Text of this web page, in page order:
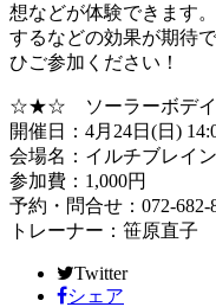
想などが体験できます
するなどの効果が期待
ひご参加ください！
☆★☆ ソーラーボデ
開催日：4月24日(日)
会場名：イルチブレイ
参加費：1,000円
予約・問合せ：072-682-
トレーナー：笹原直子
Twitter
シェア